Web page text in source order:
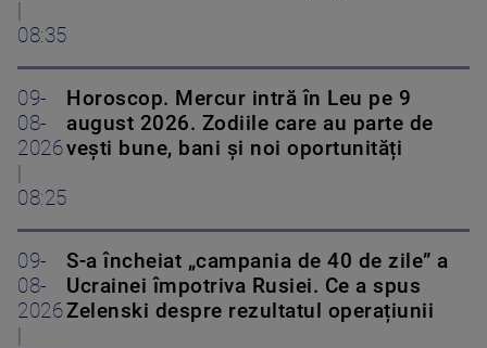
08:35
09-
08-
2026
08:25
Horoscop. Mercur intră în Leu pe 9
august 2026. Zodiile care au parte de
vești bune, bani și noi oportunități
09-
08-
2026
S-a încheiat „campania de 40 de zile” a
Ucrainei împotriva Rusiei. Ce a spus
Zelenski despre rezultatul operațiunii